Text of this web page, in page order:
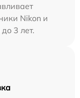
Nikon и
3 лет.